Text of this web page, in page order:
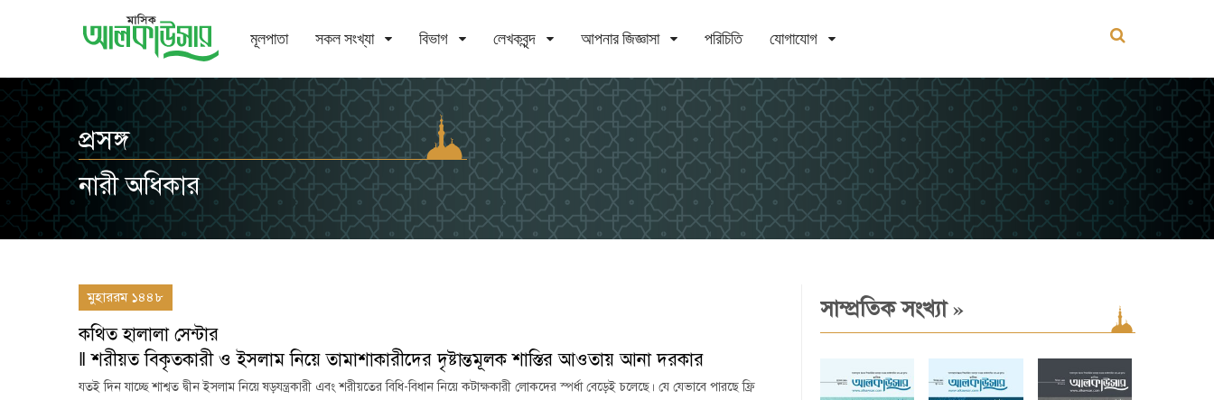
মূলপাতা সকল সংখ্যা বিভাগ লেখকবৃন্দ আপনার জিজ্ঞাসা পরিচিতি যোগাযোগ
প্রসঙ্গ
নারী অধিকার
মুহাররম ১৪৪৮
কথিত হালালা সেন্টার
‖ শরীয়ত বিকৃতকারী ও ইসলাম নিয়ে তামাশাকারীদের দৃষ্টান্তমূলক শাস্তির আওতায় আনা দরকার
যতই দিন যাচ্ছে শাশ্বত দ্বীন ইসলাম নিয়ে ষড়যন্ত্রকারী এবং শরীয়তের বিধি-বিধান নিয়ে কটাক্ষকারী লোকদের স্পর্ধা বেড়েই চলেছে। যে যেভাবে পারছে ফ্রি
সাম্প্রতিক সংখ্যা»